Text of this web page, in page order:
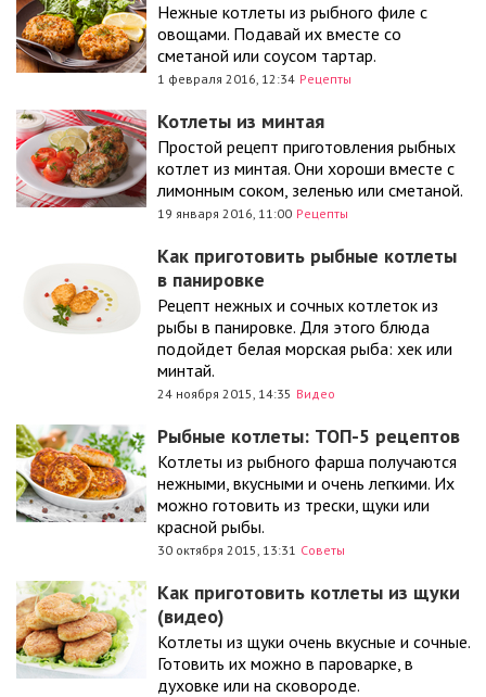
Нежные котлеты из рыбного филе с
овощами. Подавай их вместе со
сметаной или соусом тартар.
1 февраля 2016, 12:34 Рецепты
Котлеты из минтая
Простой рецепт приготовления рыбных
котлет из минтая. Они хороши вместе с
лимонным соком, зеленью или сметаной.
19 января 2016, 11:00 Рецепты
Как приготовить рыбные котлеты
в панировке
Рецепт нежных и сочных котлеток из
рыбы в панировке. Для этого блюда
подойдет белая морская рыба: хек или
минтай.
24 ноября 2015, 14:35 Видео
Рыбные котлеты: ТОП-5 рецептов
Котлеты из рыбного фарша получаются
нежными, вкусными и очень легкими. Их
можно готовить из трески, щуки или
красной рыбы.
30 октября 2015, 13:31 Советы
Как приготовить котлеты из щуки
(видео)
Котлеты из щуки очень вкусные и сочные.
Готовить их можно в пароварке, в
духовке или на сковороде.